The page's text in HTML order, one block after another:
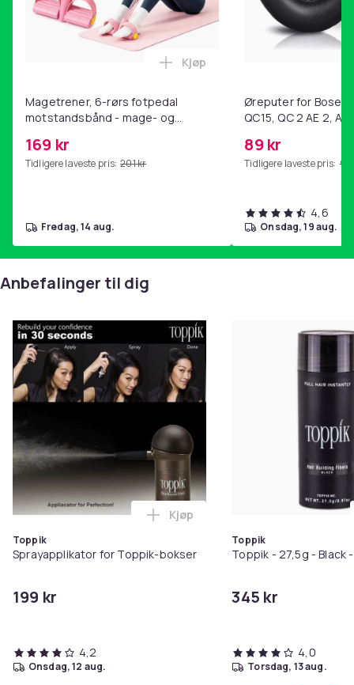
Magetrener, 6-rørs fotpedal
motstandsbånd - mage- og
hjemmegymnastikk Pink
169 kr
Tidligere laveste pris: 201 kr
Legg Magetrener, 6-rørs
Kjøp
fredag, 14 aug.
Øreputer for Bose
QC15, QC 2 AE 2, AE
89 kr
Tidligere laveste pris: 99
4,6
onsdag, 19 aug.
Anbefalinger til dig
Toppik
Sprayapplikator for Toppik-bokser
199 kr
Legg Sprayapplikator for
Kjøp
4,2
onsdag, 12 aug.
Toppik
Toppik - 27,5g - Black
345 kr
4,0
torsdag, 13 aug.